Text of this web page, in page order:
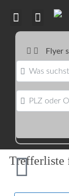
Flyer
Was suchst Du
PLZ oder Ort
Trefferliste